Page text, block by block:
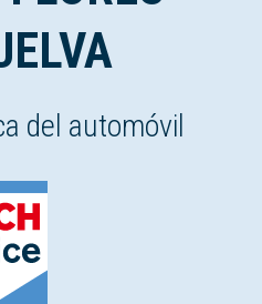
del automóvil